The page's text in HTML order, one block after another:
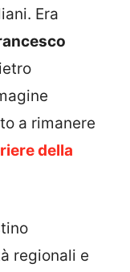
Era
a rimanere
della
regionali e